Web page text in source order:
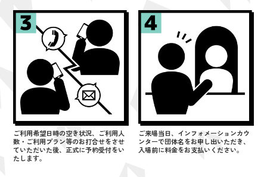
ご利用希望日時の空き状況、ご利用人
数・ご利用プラン等のお打合せをさせ
ていただいた後、正式に予約受付をい
たします。
ご来場当日、インフォメーションカウ
ンターで団体名をお申し出いただき、
入場前に料金をお支払いください。